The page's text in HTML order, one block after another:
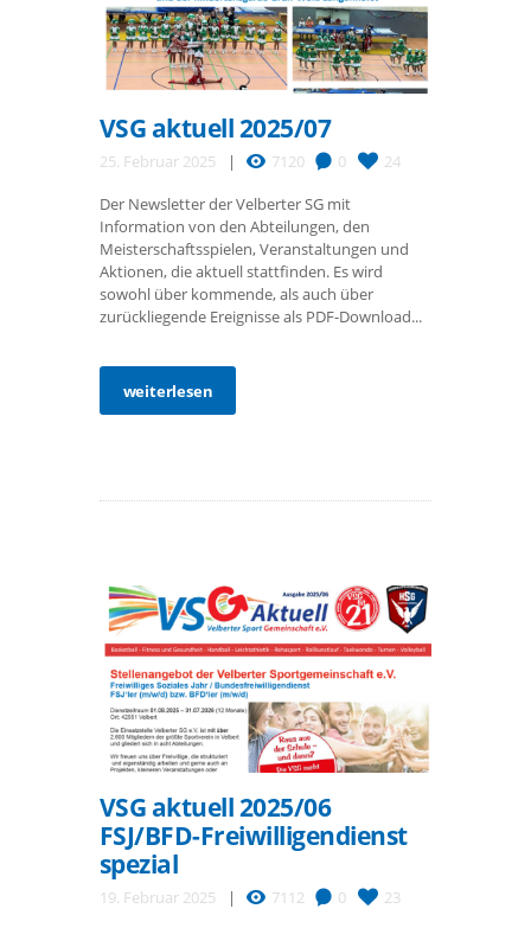
VSG aktuell 2025/07
25. Februar 2025 7120 0 24
Der Newsletter der Velberter SG mit
Information von den Abteilungen, den
Meisterschaftsspielen, Veranstaltungen und
Aktionen, die aktuell stattfinden. Es wird
sowohl über kommende, als auch über
zurückliegende Ereignisse als PDF-Download...
weiterlesen
VSG aktuell 2025/06
FSJ/BFD-Freiwilligendienst
spezial
19. Februar 2025 7112 0 23